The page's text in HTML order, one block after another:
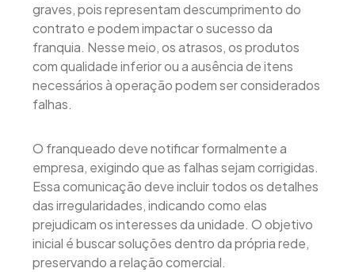
graves, pois representam descumprimento do
contrato e podem impactar o sucesso da
franquia. Nesse meio, os atrasos, os produtos
com qualidade inferior ou a ausência de itens
necessários à operação podem ser considerados
falhas.
O franqueado deve notificar formalmente a
empresa, exigindo que as falhas sejam corrigidas.
Essa comunicação deve incluir todos os detalhes
das irregularidades, indicando como elas
prejudicam os interesses da unidade. O objetivo
inicial é buscar soluções dentro da própria rede,
preservando a relação comercial.